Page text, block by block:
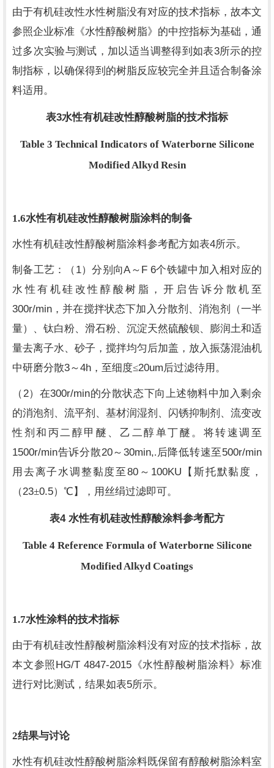
由于有机硅改性水性树脂没有对应的技术指标，故本文
参照企业标准《水性醇酸树脂》的中控指标为基础，通
过多次实验与测试，加以适当调整得到如表3所示的控
制指标，以确保得到的树脂反应较完全并且适合制备涂
料适用。
表3水性有机硅改性醇酸树脂的技术指标
Table 3 Technical Indicators of Waterborne Silicone
Modified Alkyd Resin
1.6水性有机硅改性醇酸树脂涂料的制备
水性有机硅改性醇酸树脂涂料参考配方如表4所示。
制备工艺：（ 1）分别向A～ F 6个铁罐中加入相对应的
水性有机硅改性醇酸树脂，开启告诉分散机至
300r/min ，并在搅拌状态下加入分散剂、消泡剂（一半
量）、钛白粉、滑石粉、沉淀天然硫酸钡、膨润土和适
量去离子水、砂子，搅拌均匀后加盖，放入振荡混油机
中研磨分散3～4h ，至细度≤20um后过滤待用。
（2） 在300r/min的分散状态下向上述物料中加入剩余
的消泡剂、流平剂、基材润湿剂、闪锈抑制剂、流变改
性剂和丙二醇甲醚、乙二醇单丁醚。将转速调至
1500r/min告诉分散20～30min,.后降低转速至500r/min
用去离子水调整黏度至80～ 100KU 【斯托默黏度，
（23±0.5）℃】，用丝绢过滤即可。
表4 水性有机硅改性醇酸涂料参考配方
Table 4 Reference Formula of Waterborne Silicone
Modified Alkyd Coatings
1.7水性涂料的技术指标
由于有机硅改性醇酸树脂涂料没有对应的技术指标，故
本文参照 HG/T 4847-2015《水性醇酸树脂涂料》标准
进行对比测试，结果如表5所示。
2结果与讨论
水性有机硅改性醇酸树脂涂料既保留有醇酸树脂涂料室